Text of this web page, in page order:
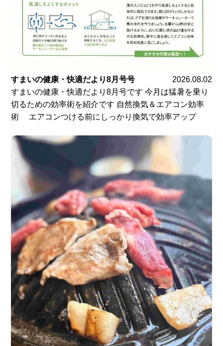
すまいの健康・快適だより8月号号
2026.08.02
すまいの健康・快適だより8月号です 今月は猛暑を乗り
切るための効率術を紹介です 自然換気＆エアコン効率
術 エアコンつける前にしっかり換気で効率アップ